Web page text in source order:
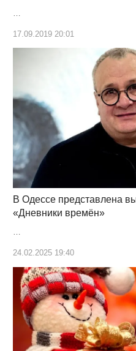
17.09.2019 20:01
В Одессе представлена
«Дневники времён»
…
24.02.2025 19:40